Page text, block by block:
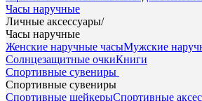
Часы наручные
Личные аксессуары/
Часы наручные
Женские наручные часыМужские
Солнцезащитные очкиКниги
Спортивные сувениры
Спортивные сувениры
Спортивные шейкерыСпортивные